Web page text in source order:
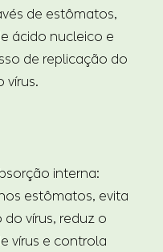
de estômatos,
ácido nucleico e
de replicação do
vírus.
interna:
estômatos, evita
vírus, reduz o
vírus e controla